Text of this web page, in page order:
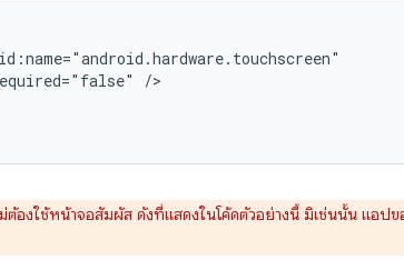
ต้องใช้หน้าจอสัมผัส ดังที่แสดงในโค้ดตัวอย่างนี้ มิเช่นนั้น แอป